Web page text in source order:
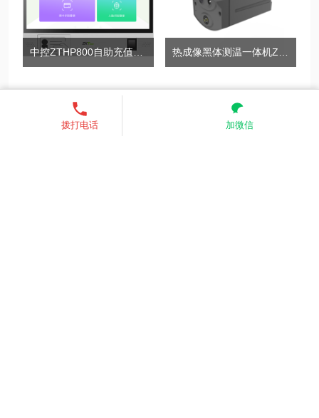
中控ZTHP800自助充值终端
拨打电话 加微信
13521755685 发送短信